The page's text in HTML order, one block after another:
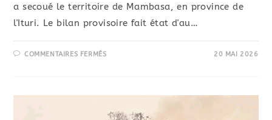
a secoué le territoire de Mambasa, en province de
l'Ituri. Le bilan provisoire fait état d'au…
COMMENTAIRES FERMÉS 20 MAI 2026